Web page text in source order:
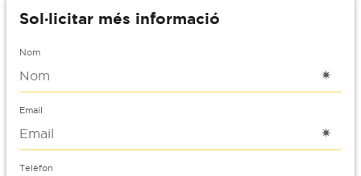
Sol·licitar més informació
Nom
Email
Telèfon